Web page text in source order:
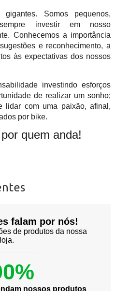
Somos pequenos,
investir em nosso
Conhecemos a importância
e reconhecimento, a
às expectativas dos nossos
investindo esforços
de realizar um sonho;
lidar com uma paixão, afinal,
por bike.
quem anda!
falam por nós!
de produtos da nossa
loja.
nossos produtos